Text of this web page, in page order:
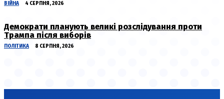
ВІЙНА 4 СЕРПНЯ, 2026
Демократи планують великі розслідування проти
Трампа після виборів
ПОЛІТИКА 8 СЕРПНЯ, 2026